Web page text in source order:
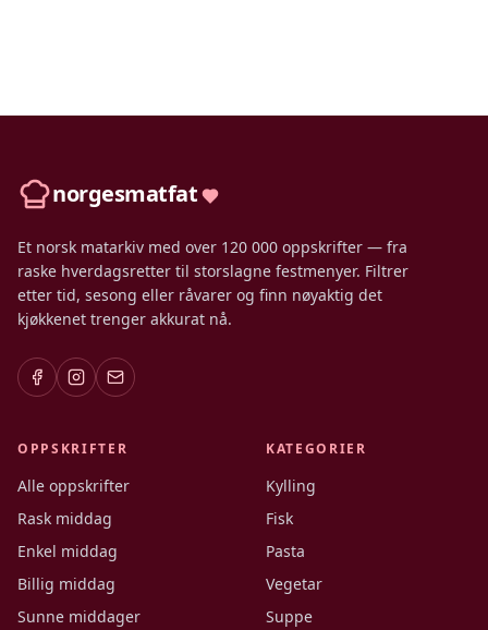
norgesmatfat
Et norsk matarkiv med over 120 000 oppskrifter — fra
raske hverdagsretter til storslagne festmenyer. Filtrer
etter tid, sesong eller råvarer og finn nøyaktig det
kjøkkenet trenger akkurat nå.
OPPSKRIFTER
Alle oppskrifter
Rask middag
Enkel middag
Billig middag
Sunne middager
KATEGORIER
Kylling
Fisk
Pasta
Vegetar
Suppe